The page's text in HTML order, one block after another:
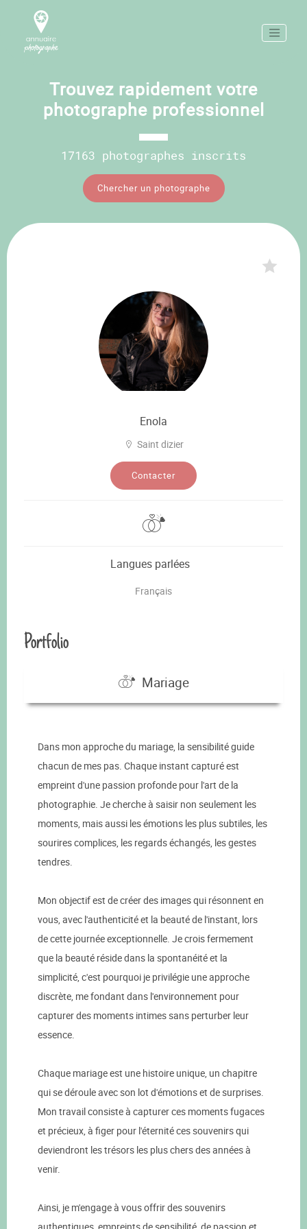
Trouvez rapidement votre
photographe professionnel
17163 photographes inscrits
Chercher un photographe
Enola
Saint dizier
Contacter
Langues parlées
Français
Portfolio
Mariage
Dans mon approche du mariage, la sensibilité guide
chacun de mes pas. Chaque instant capturé est
empreint d'une passion profonde pour l'art de la
photographie. Je cherche à saisir non seulement les
moments, mais aussi les émotions les plus subtiles, les
sourires complices, les regards échangés, les gestes
tendres.
Mon objectif est de créer des images qui résonnent en
vous, avec l'authenticité et la beauté de l'instant, lors
de cette journée exceptionnelle. Je crois fermement
que la beauté réside dans la spontanéité et la
simplicité, c'est pourquoi je privilégie une approche
discrète, me fondant dans l'environnement pour
capturer des moments intimes sans perturber leur
essence.
Chaque mariage est une histoire unique, un chapitre
qui se déroule avec son lot d'émotions et de surprises.
Mon travail consiste à capturer ces moments fugaces
et précieux, à figer pour l'éternité ces souvenirs qui
deviendront les trésors les plus chers des années à
venir.
Ainsi, je m'engage à vous offrir des souvenirs
authentiques, empreints de sensibilité, de passion et